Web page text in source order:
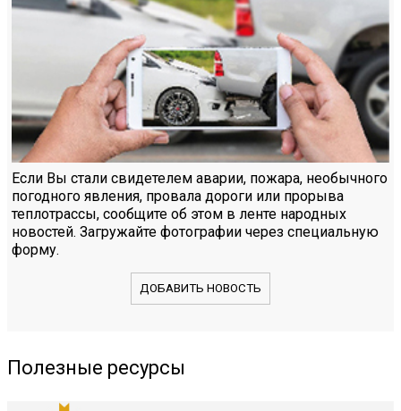
Если Вы стали свидетелем аварии, пожара, необычного
погодного явления, провала дороги или прорыва
теплотрассы, сообщите об этом в ленте народных
новостей. Загружайте фотографии через специальную
форму.
ДОБАВИТЬ НОВОСТЬ
Полезные ресурсы